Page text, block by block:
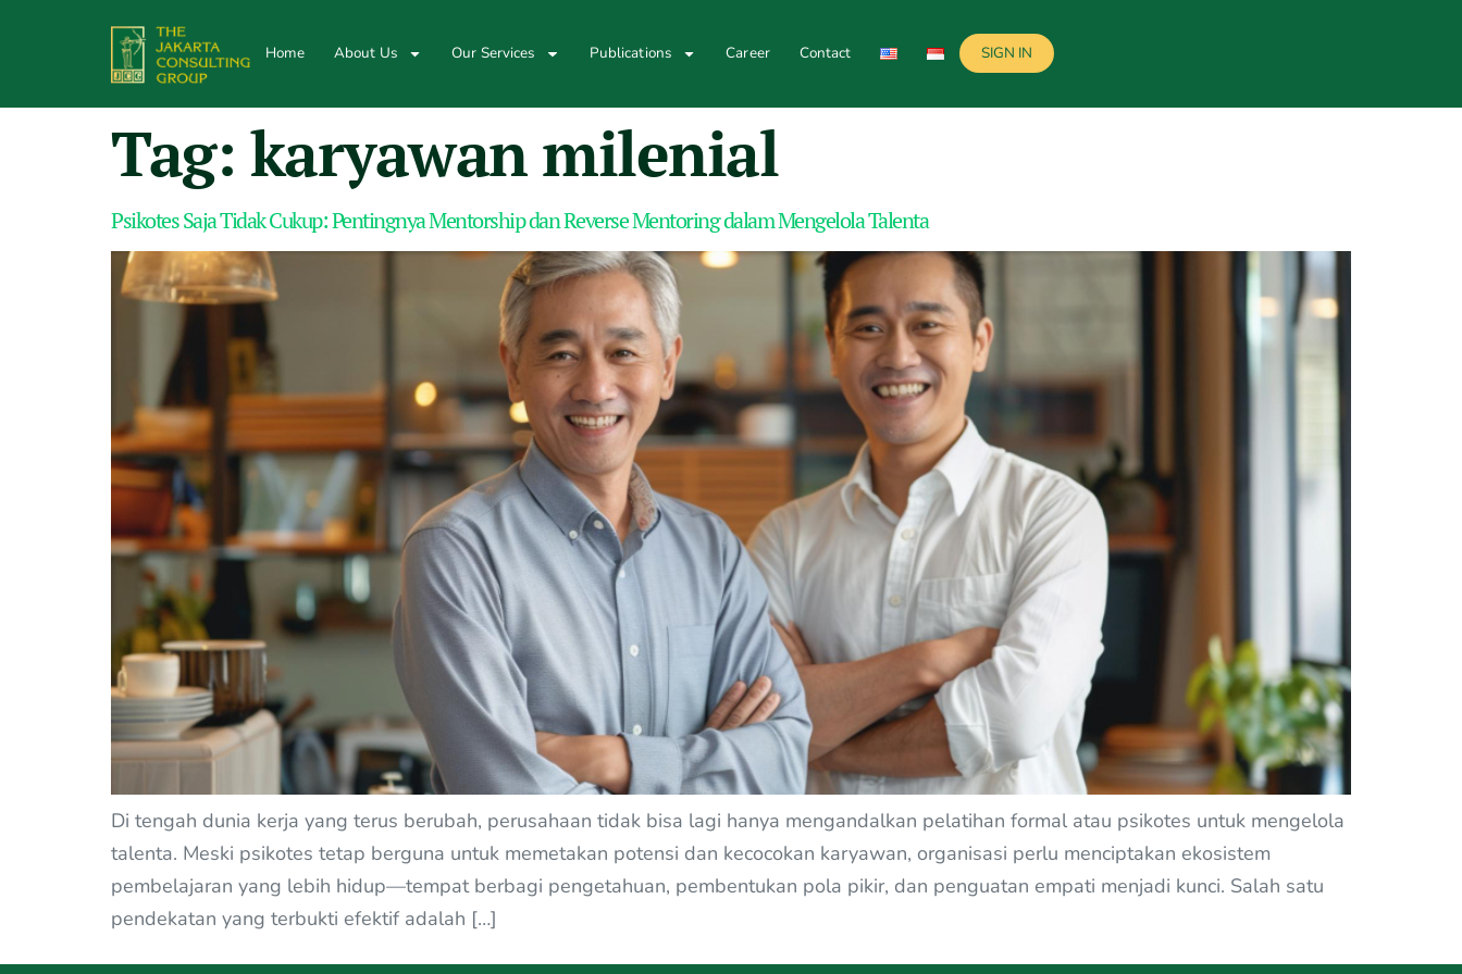
Home About Us Our Services Publications Career Contact SIGN IN
Tag: karyawan milenial
Psikotes Saja Tidak Cukup: Pentingnya Mentorship dan Reverse Mentoring dalam Mengelola Talenta
Di tengah dunia kerja yang terus berubah, perusahaan tidak bisa lagi hanya mengandalkan pelatihan formal atau psikotes untuk mengelola
talenta. Meski psikotes tetap berguna untuk memetakan potensi dan kecocokan karyawan, organisasi perlu menciptakan ekosistem
pembelajaran yang lebih hidup—tempat berbagi pengetahuan, pembentukan pola pikir, dan penguatan empati menjadi kunci. Salah satu
pendekatan yang terbukti efektif adalah […]